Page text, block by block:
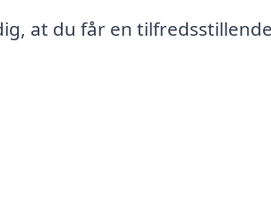
at du får en tilfredsstillende